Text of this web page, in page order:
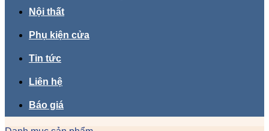
Nội thất
Phụ kiện cửa
Tin tức
Liên hệ
Báo giá